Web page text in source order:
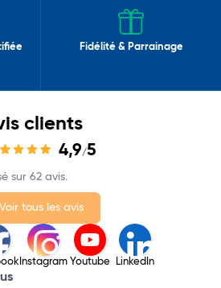
Fidélité & Parrainage
clients
4,9/5
sur 62 avis.
Voir tous les avis
Instagram Youtube LinkedIn